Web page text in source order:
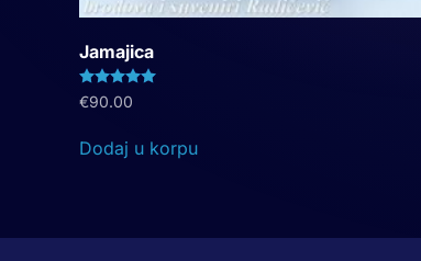
Jamajica
€90.00
Dodaj u korpu